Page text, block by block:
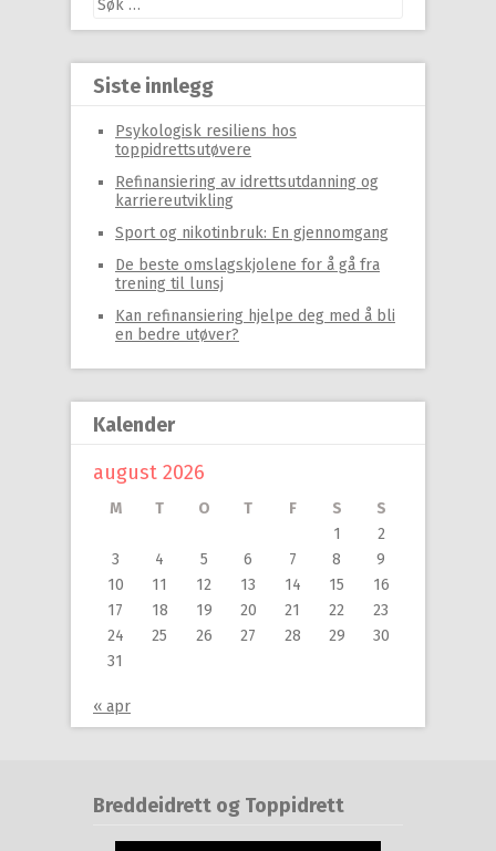
etter:
Siste innlegg
Psykologisk resiliens hos
toppidrettsutøvere
Refinansiering av idrettsutdanning og
karriereutvikling
Sport og nikotinbruk: En gjennomgang
De beste omslagskjolene for å gå fra
trening til lunsj
Kan refinansiering hjelpe deg med å bli
en bedre utøver?
Kalender
august 2026
M T O T F S
S
1
2
3
4 5 6 7 8
9
10
11 12 13 14 15
16
17
18 19 20 21 22
23
24
25 26 27 28 29
30
31
« apr
Breddeidrett og Toppidrett